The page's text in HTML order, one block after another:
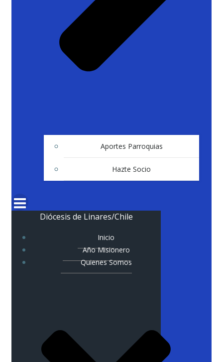
Aportes Parroquias
Hazte Socio
Diócesis de Linares/Chile
Inicio
Año Misionero
Quienes Somos